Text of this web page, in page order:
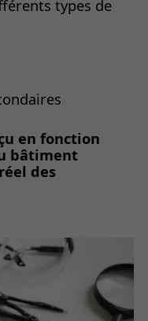
types de
en fonction
bâtiment
des